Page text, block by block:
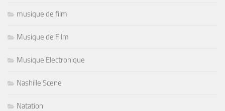
musique de film
Musique de Film
Musique Electronique
Nashille Scene
Natation